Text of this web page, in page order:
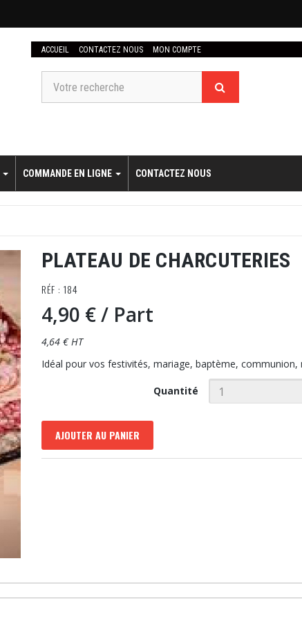
ACCUEIL CONTACTEZ NOUS MON COMPTE
COMMANDE EN LIGNE CONTACTEZ NOUS
PLATEAU DE CHARCUTERIES
RÉF : 184
4,90 €/ Part
4,64 € HT
Idéal pour vos festivités, mariage, baptème,
Quantité
AJOUTER AU PANIER